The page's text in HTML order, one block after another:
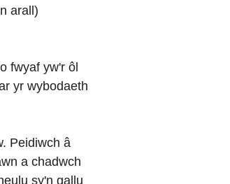
arall)
fwyaf yw'r ôl
yr wybodaeth
Peidiwch â
a chadwch
sy'n gallu